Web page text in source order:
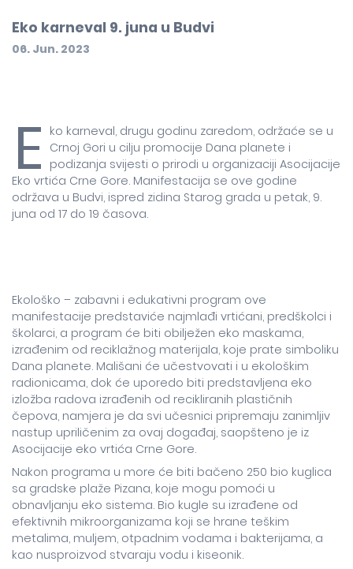
Eko karneval 9. juna u Budvi
06. Jun. 2023
E ko karneval, drugu godinu zaredom, održaće se u
Crnoj Gori u cilju promocije Dana planete i
podizanja svijesti o prirodi u organizaciji Asocijacije
Eko vrtića Crne Gore. Manifestacija se ove godine
održava u Budvi, ispred zidina Starog grada u petak, 9.
juna od 17 do 19 časova.
Ekološko – zabavni i edukativni program ove
manifestacije predstaviće najmlađi vrtićani, predškolci i
školarci, a program će biti obilježen eko maskama,
izrađenim od reciklažnog materijala, koje prate simboliku
Dana planete. Mališani će učestvovati i u ekološkim
radionicama, dok će uporedo biti predstavljena eko
izložba radova izrađenih od recikliranih plastičnih
čepova, namjera je da svi učesnici pripremaju zanimljiv
nastup upriličenim za ovaj događaj, saopšteno je iz
Asocijacije eko vrtića Crne Gore.
Nakon programa u more će biti bačeno 250 bio kuglica
sa gradske plaže Pizana, koje mogu pomoći u
obnavljanju eko sistema. Bio kugle su izrađene od
efektivnih mikroorganizama koji se hrane teškim
metalima, muljem, otpadnim vodama i bakterijama, a
kao nusproizvod stvaraju vodu i kiseonik.